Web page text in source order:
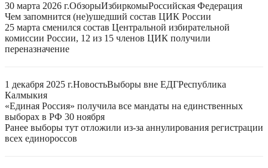
30 марта 2026 г.ОбзорыИзбиркомыРоссийская Федерация
Чем запомнится (не)ушедший состав ЦИК России
25 марта сменился состав Центральной избирательной
комиссии России, 12 из 15 членов ЦИК получили
переназначение
1 декабря 2025 г.НовостьВыборы вне ЕДГРеспублика
Калмыкия
«Единая Россия» получила все мандаты на единственных
выборах в РФ 30 ноября
Ранее выборы тут отложили из-за аннулирования регистрации
всех единороссов